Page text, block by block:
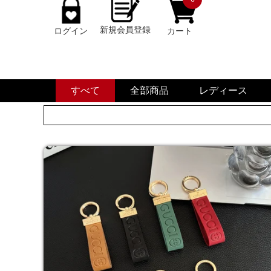
ログイン 新規会員登録 カート
すべて 全部商品 レディース